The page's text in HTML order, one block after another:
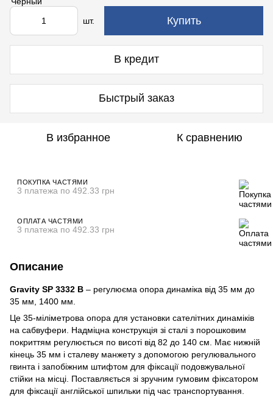
шт. Купить
В кредит
Быстрый заказ
В избранное К сравнению
ПОКУПКА ЧАСТЯМИ
3 платежа по 492.33 грн
ОПЛАТА ЧАСТЯМИ
3 платежа по 492.33 грн
Описание
Gravity SP 3332 B – регулюєма опора динаміка від 35 мм до
35 мм, 1400 мм.
Це 35-міліметрова опора для установки сателітних динаміків
на сабвуфери. Надміцна конструкція зі сталі з порошковим
покриттям регулюється по висоті від 82 до 140 см. Має нижній
кінець 35 мм і сталеву манжету з допомогою регулювального
гвинта і запобіжним штифтом для фіксації подовжувальної
стійки на місці. Поставляється зі зручним гумовим фіксатором
для фіксації англійської шпильки під час транспортування.